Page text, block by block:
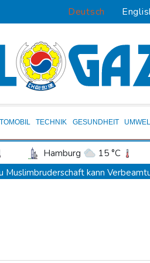
Deutsch
TECHNIK GESUNDHEIT
Hamburg 15 °C
18 °C Leipzig 18
Muslimbruderschaft kann
Opposition in Venezuela nehmen